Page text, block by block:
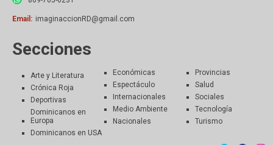
Email: imaginaccionRD@gmail.com
Secciones
Arte y Literatura
Crónica Roja
Deportivas
Dominicanos en
Europa
Dominicanos en USA
Económicas
Espectáculo
Internacionales
Medio Ambiente
Nacionales
Provincias
Salud
Sociales
Tecnología
Turismo